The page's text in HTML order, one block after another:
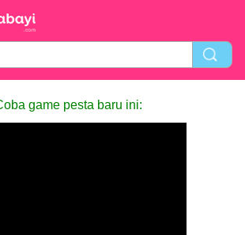
game pesta baru ini: